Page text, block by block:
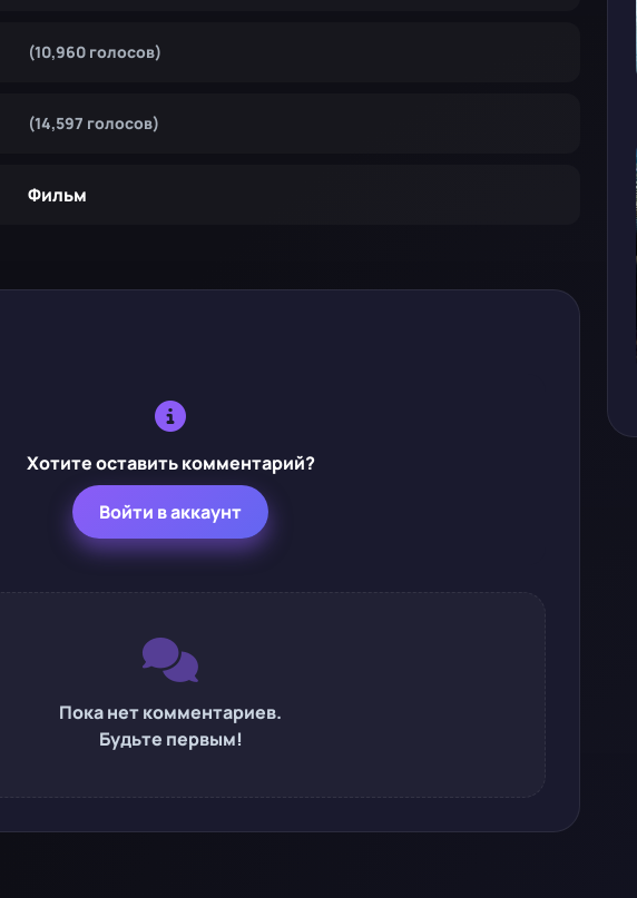
(10,960 голосов)
(14,597 голосов)
Фильм
Хотите оставить комментарий?
Войти в аккаунт
Пока нет комментариев.
Будьте первым!